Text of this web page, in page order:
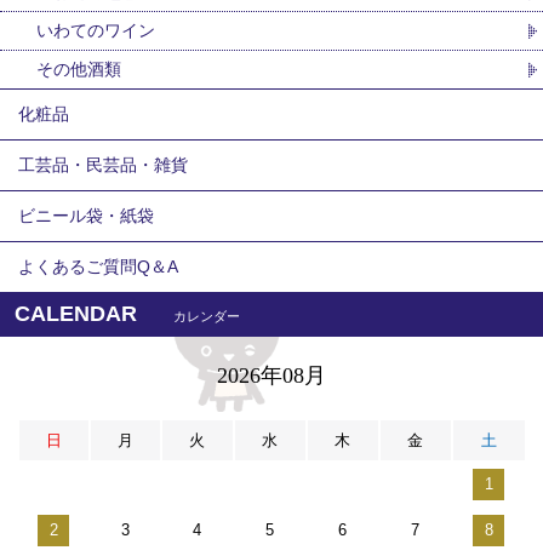
いわてのワイン
その他酒類
化粧品
工芸品・民芸品・雑貨
ビニール袋・紙袋
よくあるご質問Q＆A
CALENDAR カレンダー
2026年08月
日 月 火 水 木 金 土
1
2 3 4 5 6 7 8